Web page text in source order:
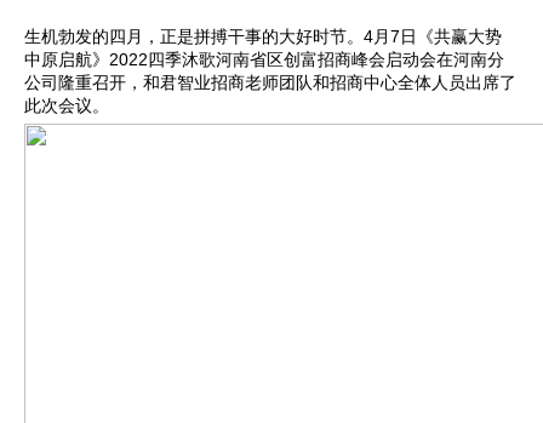
生机勃发的四月，正是拼搏干事的大好时节。4月7日《共赢大势
中原启航》2022四季沐歌河南省区创富招商峰会启动会在河南分
公司隆重召开，和君智业招商老师团队和招商中心全体人员出席了
此次会议。